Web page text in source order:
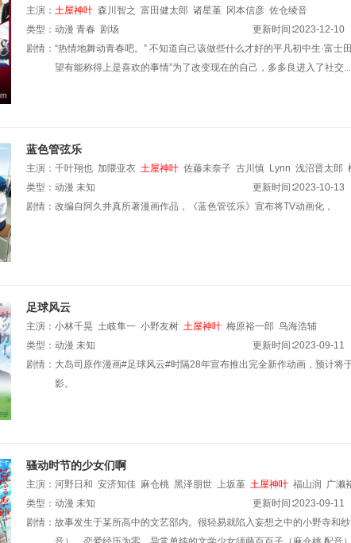
主演： 土屋神叶 森川智之 富田健太郎 诸星堇 冈本信彦 佐仓绫音
类型： 动漫 青春 剧场 更新时间∶2023-12-10
剧情： “热情地舞动青春吧。” 不知道自己该做些什么才好的平凡初中生·富
望有能称得上是喜欢的事情”为了改变现在的自己，多多良进入了社交...
蓝色管弦乐
主演： 千叶翔也 加隈亚衣 土屋神叶 佐藤未奈子 古川慎 Lynn 浅沼晋太郎
类型： 动漫 未知 更新时间∶2023-10-13
剧情： 改编自阿久井真所著漫画作品，《蓝色管弦乐》宣布将TV动画化，
足球风云
主演： 小林千晃 土岐隼一 小野友树 土屋神叶 梅原裕一郎 鸟海浩辅
类型： 动漫 未知 更新时间∶2023-09-11
剧情： 大岛司原作漫画#足球风云#时隔28年宣布推出完全新作动画，预计
影。
骚动时节的少女们啊
主演： 河野日和 安济知佳 麻仓桃 黑泽朋世 上坂堇 土屋神叶 福山润 广濑
类型： 动漫 未知 更新时间∶2023-09-11
剧情： 故事发生于某所高中的文艺部内。很轻易就陷入妄想之中的小野寺和